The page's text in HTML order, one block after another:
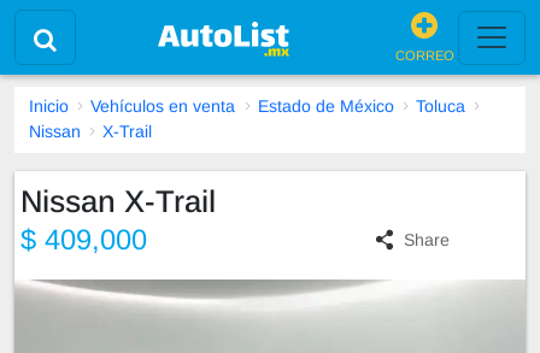
CORREO
Inicio Vehículos en venta Estado de México
Toluca
Nissan
X-Trail
Nissan X-Trail
$ 409,000 Share